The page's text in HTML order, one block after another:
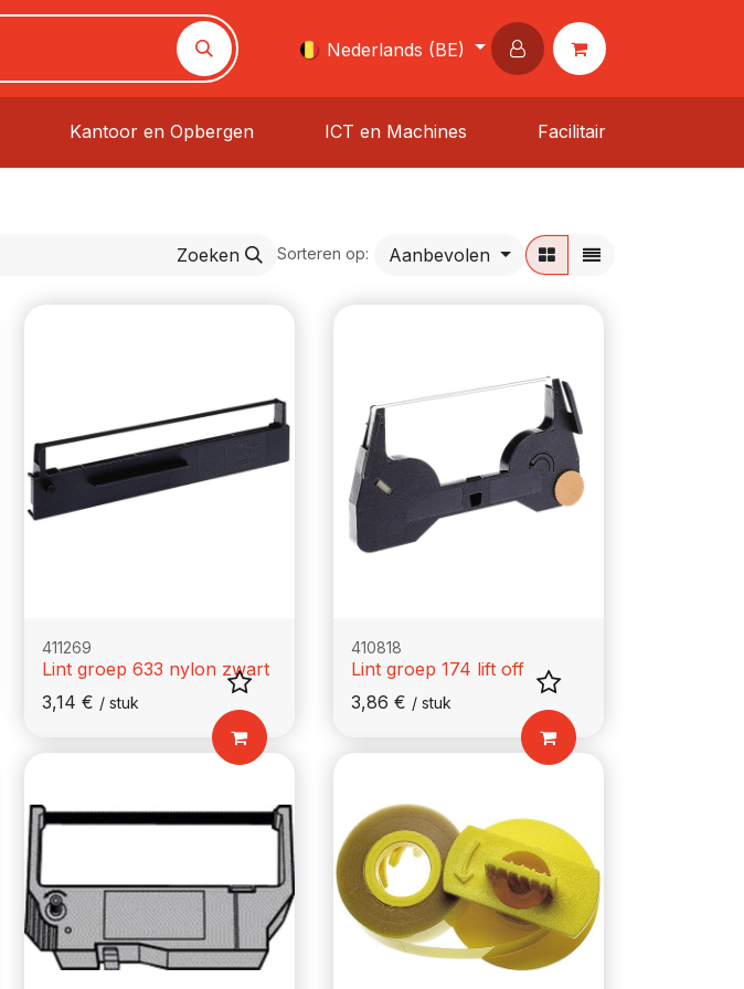
Nederlands (BE)
Kantoor en Opbergen ICT en Machines Facilitair
Zoeken Sorteren op: Aanbevolen
411269
Lint groep 633 nylon zwart
3,14 € / stuk
410818
Lint groep 174 lift off
3,86 € / stuk